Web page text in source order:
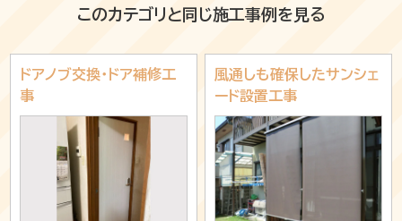
このカテゴリと同じ施工事例を見る
ドアノブ交換・ドア補修工
事
風通しも確保したサンシェ
ード設置工事